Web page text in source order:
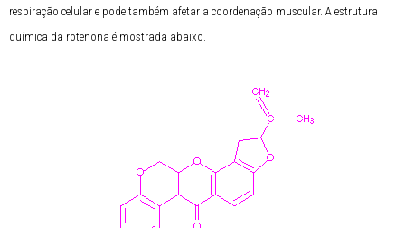
respiração celular e pode também afetar a coordenação muscular. A estrutura
química da rotenona é mostrada abaixo.